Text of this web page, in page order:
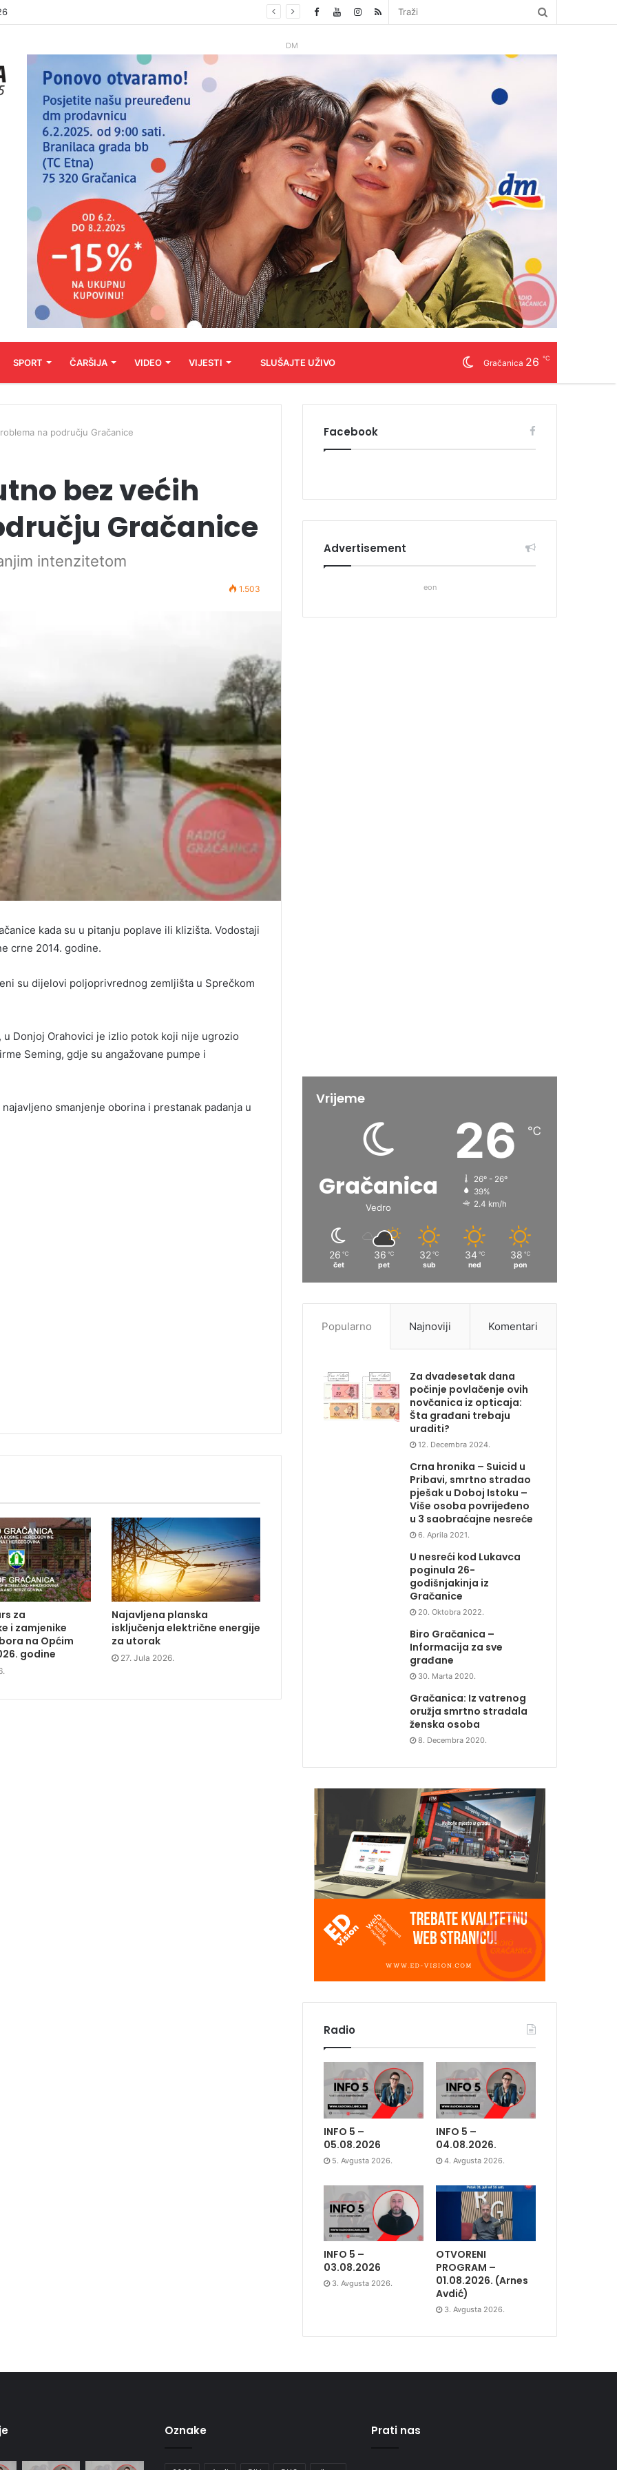
DM
SPORT ČARŠIJA VIDEO VIJESTI SLUŠAJTE UŽIVO Gračanica 26 ℃
na području Gračanice
bez većih
Gračanice
intenzitetom
1.503
kada su u pitanju poplave ili klizišta. Vodostaji
crne 2014. godine.
su dijelovi poljoprivrednog zemljišta u Sprečkom
Donjoj Orahovici je izlio potok koji nije ugrozio
Seming, gdje su angažovane pumpe i
smanjenje oborina i prestanak padanja u
za
i zamjenike
na Općim
godine
Najavljena planska
isključenja električne energije
za utorak
27. Jula 2026.
Facebook
Advertisement
eon
Vrijeme
Gračanica
Vedro
26 ℃
26º - 26º
39%
2.4 km/h
26 ℃
čet
36 ℃
pet
32 ℃
sub
34 ℃
ned
38 ℃
pon
Popularno Najnoviji Komentari
Za dvadesetak dana
počinje povlačenje ovih
novčanica iz opticaja:
Šta građani trebaju
uraditi?
12. Decembra 2024.
Crna hronika – Suicid u
Pribavi, smrtno stradao
pješak u Doboj Istoku –
Više osoba povrijeđeno
u 3 saobraćajne nesreće
6. Aprila 2021.
U nesreći kod Lukavca
poginula 26-
godišnjakinja iz
Gračanice
20. Oktobra 2022.
Biro Gračanica –
Informacija za sve
građane
30. Marta 2020.
Gračanica: Iz vatrenog
oružja smrtno stradala
ženska osoba
8. Decembra 2020.
Radio
INFO 5 –
05.08.2026
5. Avgusta 2026.
INFO 5 –
04.08.2026.
4. Avgusta 2026.
INFO 5 –
03.08.2026
3. Avgusta 2026.
OTVORENI
PROGRAM –
01.08.2026. (Arnes
Avdić)
3. Avgusta 2026.
Oznake Prati nas